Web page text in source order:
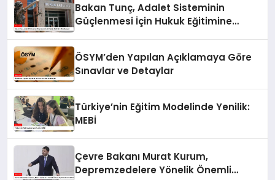
Bakan Tunç, Adalet Sisteminin
Güçlenmesi İçin Hukuk Eğitimine
ÖSYM’den Yapılan Açıklamaya Göre
Sınavlar ve Detaylar
Türkiye’nin Eğitim Modelinde Yenilik:
MEBİ
Çevre Bakanı Murat Kurum,
Depremzedelere Yönelik Önemli